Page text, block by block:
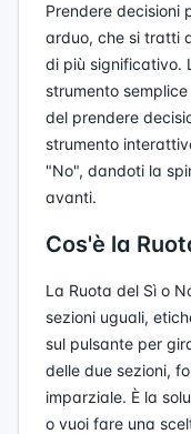
Prendere decisioni
arduo, che si tratti
di più significativo.
strumento
del prendere
strumento
"No", dandoti la
avanti.
Cos'è la
La Ruota del Sì o
sezioni uguali,
sul pulsante per
delle due sezioni,
imparziale. È la
o vuoi fare una